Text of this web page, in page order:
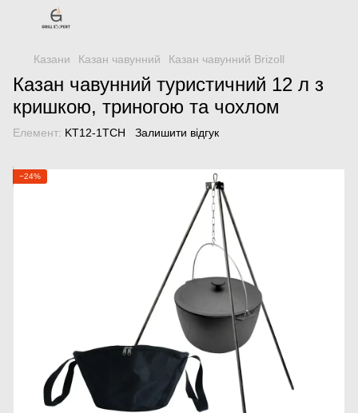
Казани Казан чавунний Казан чавунний Brizoll
Казан чавунний туристичний 12 л з
кришкою, триногою та чохлом
Елемент: KT12-1TCH Залишити відгук
−24%